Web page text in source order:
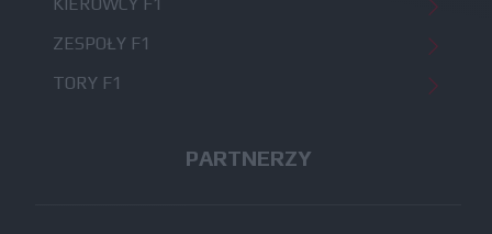
KIEROWCY F1
ZESPOŁY F1
TORY F1
PARTNERZY